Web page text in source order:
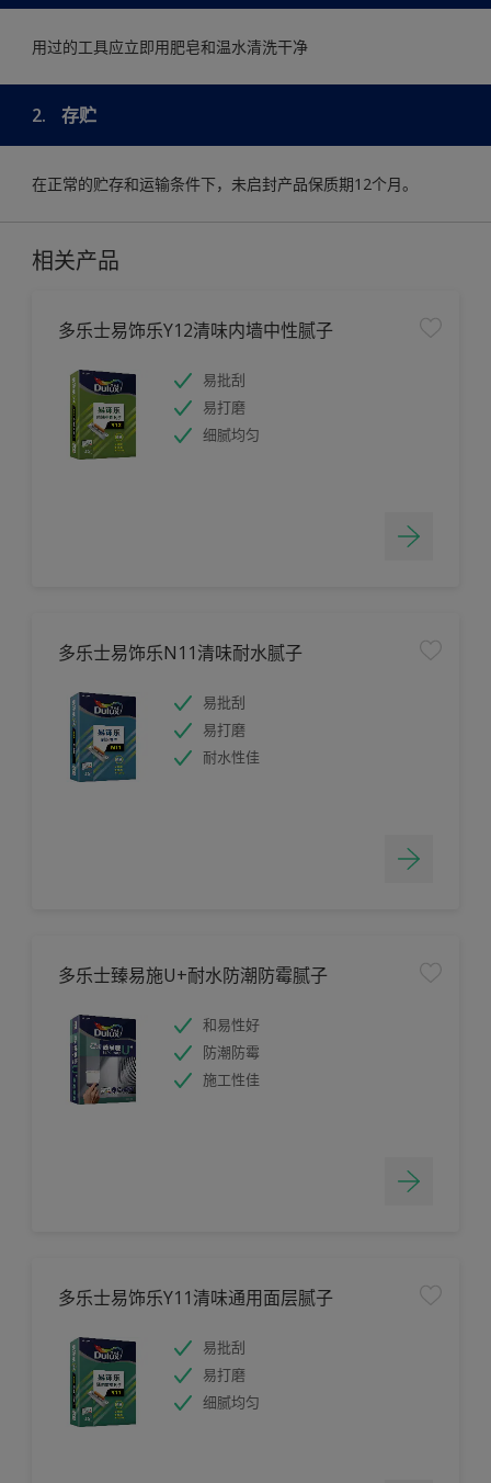
用过的工具应立即用肥皂和温水清洗干净
2. 存贮
在正常的贮存和运输条件下，未启封产品保质期12个月。
相关产品
多乐士易饰乐Y12清味内墙中性腻子
易批刮
易打磨
细腻均匀
多乐士易饰乐N11清味耐水腻子
易批刮
易打磨
耐水性佳
多乐士臻易施U+耐水防潮防霉腻子
和易性好
防潮防霉
施工性佳
多乐士易饰乐Y11清味通用面层腻子
易批刮
易打磨
细腻均匀